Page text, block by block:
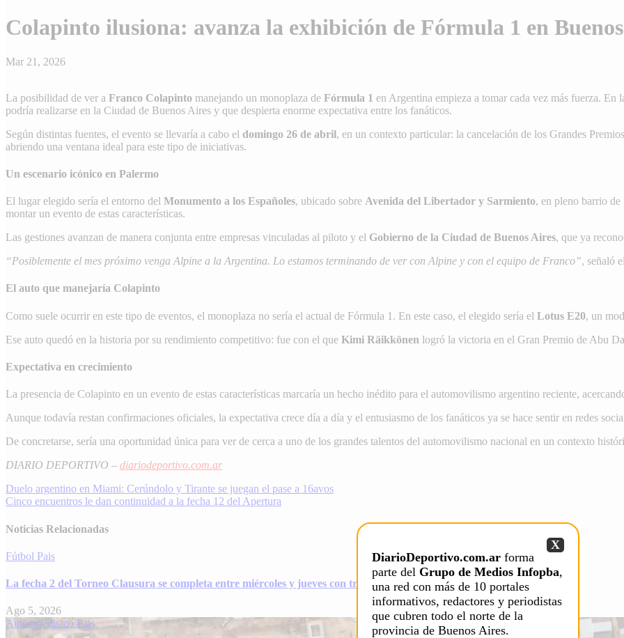
Colapinto ilusiona: avanza la exhibición de Fórmula 1 en
Mar 21, 2026
La posibilidad de ver a Franco Colapinto manejando un monoplaza de Fórmula 1 en Argentina empieza a tomar cada vez más fuerza.
podría realizarse en la Ciudad de Buenos Aires y que despierta enorme expectativa entre los fanáticos.
Según distintas fuentes, el evento se llevaría a cabo el domingo 26 de abril, en un contexto particular: la cancelación de los Grandes
abriendo una ventana ideal para este tipo de iniciativas.
Un escenario icónico en Palermo
El lugar elegido sería el entorno del Monumento a los Españoles, ubicado sobre Avenida del Libertador y Sarmiento, en pleno barrio de
montar un evento de estas características.
Las gestiones avanzan de manera conjunta entre empresas vinculadas al piloto y el Gobierno de la Ciudad de Buenos Aires, que ya
“Posiblemente el mes próximo venga Alpine a la Argentina. Lo estamos terminando de ver con Alpine y con el equipo de Franco”, señaló
El auto que manejaría Colapinto
Como suele ocurrir en este tipo de eventos, el monoplaza no sería el actual de Fórmula 1. En este caso, el elegido sería el Lotus E20, un
Ese auto quedó en la historia por su rendimiento competitivo: fue con el que Kimi Räikkönen logró la victoria en el Gran Premio de Abu
Expectativa en crecimiento
La presencia de Colapinto en un evento de estas características marcaría un hecho inédito para el automovilismo argentino reciente,
Aunque todavía restan confirmaciones oficiales, la expectativa crece día a día y el entusiasmo de los fanáticos ya se hace sentir en redes
De concretarse, sería una oportunidad única para ver de cerca a uno de los grandes talentos del automovilismo nacional en un contexto
DIARIO DEPORTIVO – diariodeportivo.com.ar
Navegación
de
entradas
Duelo argentino en Miami: Cerúndolo y Tirante se juegan el pase a 16avos
Cinco encuentros le dan continuidad a la fecha 12 del Apertura
Noticias Relacionadas
Fútbol Pais
La fecha 2 del Torneo Clausura se completa entre miércoles y jueves con tres partidos clave
Ago 5, 2026
Automovilismo Pais
X
DiarioDeportivo.com.ar forma
parte del Grupo de Medios Infopba,
una red con más de 10 portales
informativos, redactores y periodistas
que cubren todo el norte de la
provincia de Buenos Aires.